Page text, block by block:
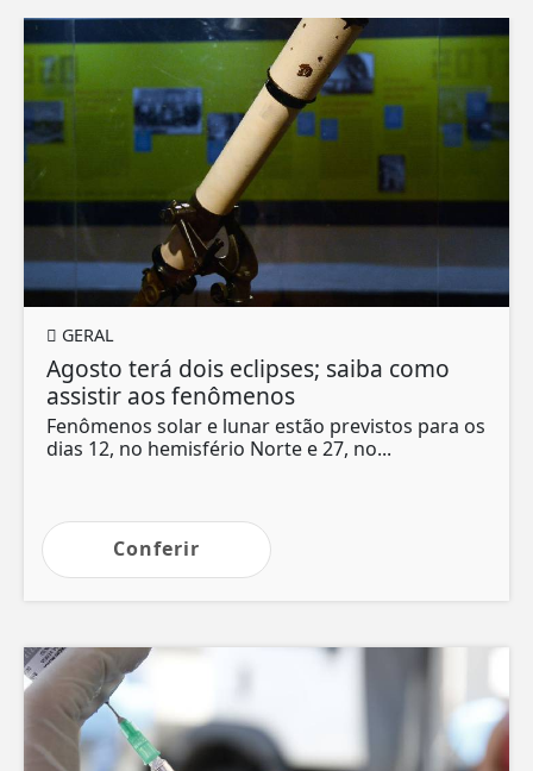
GERAL
Agosto terá dois eclipses; saiba como
assistir aos fenômenos
Fenômenos solar e lunar estão previstos para os
dias 12, no hemisfério Norte e 27, no...
Conferir